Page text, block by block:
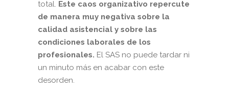
total. Este caos organizativo repercute
de manera muy negativa sobre la
calidad asistencial y sobre las
condiciones laborales de los
profesionales. El SAS no puede tardar ni
un minuto más en acabar con este
desorden.